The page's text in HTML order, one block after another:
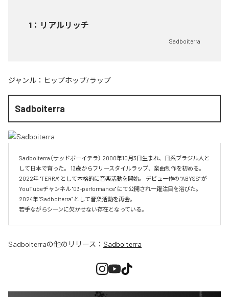
1 ： リアルリッチ
Sadboiterra
ジャンル： ヒップホップ/ラップ
Sadboiterra
Sadboiterra（サッドボーイテラ） 2000年10月3日生まれ、日系ブラジル人と
して日本で育った。 13歳からフリースタイルラップ、楽曲制作を初める。
2022年 "TERRA" として本格的に音楽活動を開始。 デビュー作の "ABYSS" が
YouTubeチャンネル "03-performance" にて公開され一躍注目を浴びた。
2024年 "Sadboiterra" として音楽活動を再会。
若手ながらシーンに欠かせない存在となっている。
Sadboiterraの他のリリース： Sadboiterra